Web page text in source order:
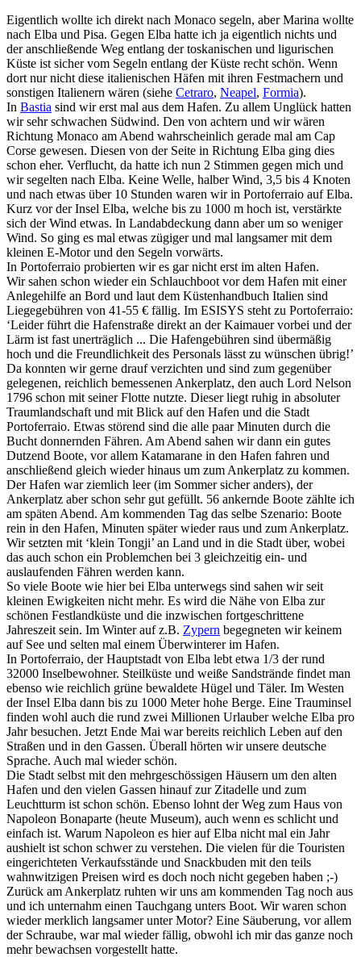
Eigentlich wollte ich direkt nach Monaco segeln, aber Marina wollte
nach Elba und Pisa. Gegen Elba hatte ich ja eigentlich nichts und
der anschließende Weg entlang der toskanischen und ligurischen
Küste ist sicher vom Segeln entlang der Küste recht schön. Wenn
dort nur nicht diese italienischen Häfen mit ihren Festmachern und
sonstigen Italienern wären (siehe Cetraro, Neapel, Formia).
In Bastia sind wir erst mal aus dem Hafen. Zu allem Unglück hatten
wir sehr schwachen Südwind. Den von achtern und wir wären
Richtung Monaco am Abend wahrscheinlich gerade mal am Cap
Corse gewesen. Diesen von der Seite in Richtung Elba ging dies
schon eher. Verflucht, da hatte ich nun 2 Stimmen gegen mich und
wir segelten nach Elba. Keine Welle, halber Wind, 3,5 bis 4 Knoten
und nach etwas über 10 Stunden waren wir in Portoferraio auf Elba.
Kurz vor der Insel Elba, welche bis zu 1000 m hoch ist, verstärkte
sich der Wind etwas. In Landabdeckung dann aber um so weniger
Wind. So ging es mal etwas zügiger und mal langsamer mit dem
kleinen E-Motor und den Segeln vorwärts.
In Portoferraio probierten wir es gar nicht erst im alten Hafen.
Wir sahen schon wieder ein Schlauchboot vor dem Hafen mit einer
Anlegehilfe an Bord und laut dem Küstenhandbuch Italien sind
Liegegebühren von 41-55 € fällig. Im ESISYS steht zu Portoferraio:
‘Leider führt die Hafenstraße direkt an der Kaimauer vorbei und der
Lärm ist fast unerträglich ... Die Hafengebühren sind übermäßig
hoch und die Freundlichkeit des Personals lässt zu wünschen übrig!’
Da konnten wir gerne drauf verzichten und sind zum gegenüber
gelegenen, reichlich bemessenen Ankerplatz, den auch Lord Nelson
1796 schon mit seiner Flotte nutzte. Dieser liegt ruhig in absoluter
Traumlandschaft und mit Blick auf den Hafen und die Stadt
Portoferraio. Etwas störend sind die alle paar Minuten durch die
Bucht donnernden Fähren. Am Abend sahen wir dann ein gutes
Dutzend Boote, vor allem Katamarane in den Hafen fahren und
anschließend gleich wieder hinaus um zum Ankerplatz zu kommen.
Der Hafen war ziemlich leer (im Sommer sicher anders), der
Ankerplatz aber schon sehr gut gefüllt. 56 ankernde Boote zählte ich
am späten Abend. Am kommenden Tag das selbe Szenario: Boote
rein in den Hafen, Minuten später wieder raus und zum Ankerplatz.
Wir setzten mit ‘klein Tongji’ an Land und in die Stadt über, wobei
das auch schon ein Problemchen bei 3 gleichzeitig ein- und
auslaufenden Fähren werden kann.
So viele Boote wie hier bei Elba unterwegs sind sahen wir seit
kleinen Ewigkeiten nicht mehr. Es wird die Nähe von Elba zur
schönen Festlandküste und die inzwischen fortgeschrittene
Jahreszeit sein. Im Winter auf z.B. Zypern begegneten wir keinem
auf See und selten mal einem Überwinterer im Hafen.
In Portoferraio, der Hauptstadt von Elba lebt etwa 1/3 der rund
32000 Inselbewohner. Steilküste und weiße Sandstrände findet man
ebenso wie reichlich grüne bewaldete Hügel und Täler. Im Westen
der Insel Elba dann bis zu 1000 Meter hohe Berge. Eine Trauminsel
finden wohl auch die rund zwei Millionen Urlauber welche Elba pro
Jahr besuchen. Jetzt Ende Mai war bereits reichlich Leben auf den
Straßen und in den Gassen. Überall hörten wir unsere deutsche
Sprache. Auch mal wieder schön.
Die Stadt selbst mit den mehrgeschössigen Häusern um den alten
Hafen und den vielen Gassen hinauf zur Zitadelle und zum
Leuchtturm ist schon schön. Ebenso lohnt der Weg zum Haus von
Napoleon Bonaparte (heute Museum), auch wenn es schlicht und
einfach ist. Warum Napoleon es hier auf Elba nicht mal ein Jahr
aushielt ist schon schwer zu verstehen. Die vielen für die Touristen
eingerichteten Verkaufsstände und Snackbuden mit den teils
wahnwitzigen Preisen wird es doch noch nicht gegeben haben ;-)
Zurück am Ankerplatz ruhten wir uns am kommenden Tag noch aus
und ich unternahm einen Tauchgang unters Boot. Wir waren schon
wieder merklich langsamer unter Motor? Eine Säuberung, vor allem
der Schraube, war mal wieder fällig, obwohl ich mir das ganze noch
mehr bewachsen vorgestellt hatte.